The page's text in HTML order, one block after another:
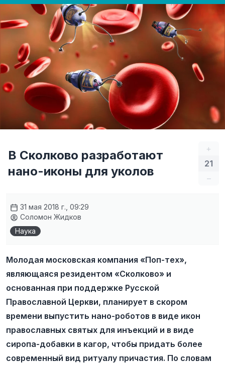
+
21
–
В Сколково разработают
нано-иконы для уколов
31 мая 2018 г., 09:29
Соломон Жидков
Наука
Молодая московская компания «Поп-тех»,
являющаяся резидентом «Сколково» и
основанная при поддержке Русской
Православной Церкви, планирует в скором
времени выпустить нано-роботов в виде икон
православных святых для инъекций и в виде
сиропа-добавки в кагор, чтобы придать более
современный вид ритуалу причастия. По словам